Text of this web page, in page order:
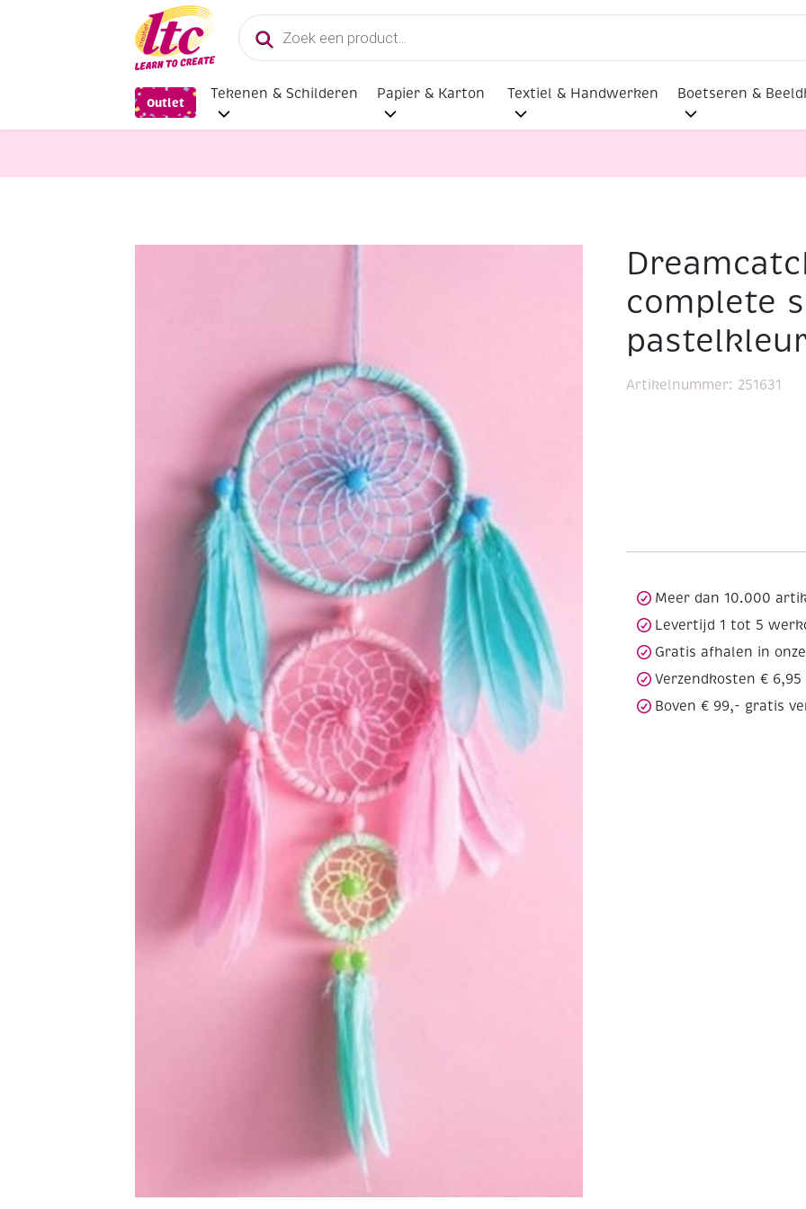
Producten
zoeken
Outlet
Tekenen & Schilderen Papier & Karton Textiel & Handwerken Boetseren &
Dreamcatcher/dromenvanger, complete
complete
Artikelnummer: 251631
Meer dan 10.000
Levertijd 1 tot 5
Gratis afhalen in
Verzendkosten € 6,95
Boven € 99,- gratis